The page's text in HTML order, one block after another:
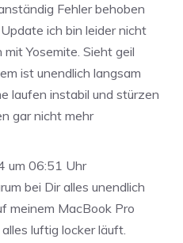
Fehler behoben
ich bin leider nicht
Yosemite. Sieht geil
ist unendlich langsam
laufen instabil und stürzen
gar nicht mehr
um 06:51 Uhr
bei Dir alles unendlich
meinem MacBook Pro
luftig locker läuft.